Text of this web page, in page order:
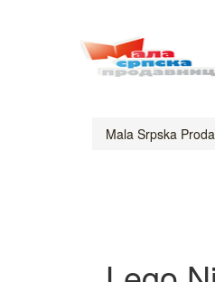
Mala Srpska